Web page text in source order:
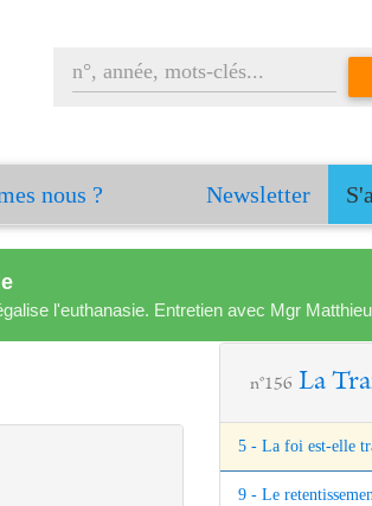
nous ? Newsletter
l'euthanasie. Entretien avec Mgr
n°156 La
5 - La foi est-elle
9 - Le